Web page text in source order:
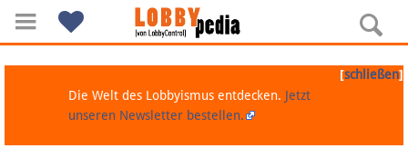
[schließen]
Die Welt des Lobbyismus entdecken. Jetzt
unseren Newsletter bestellen.